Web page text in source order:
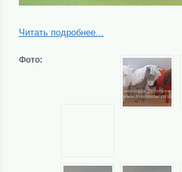
Читать подробнее...
Фото: